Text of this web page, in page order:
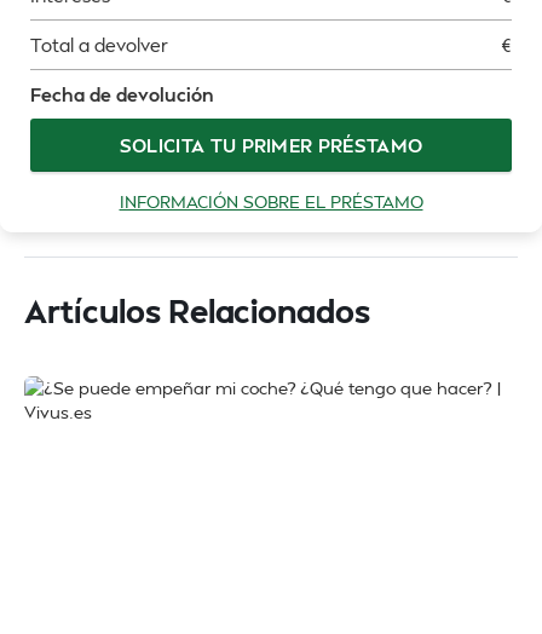
Total a devolver €
Fecha de devolución
SOLICITA TU PRIMER PRÉSTAMO
INFORMACIÓN SOBRE EL PRÉSTAMO
Artículos Relacionados